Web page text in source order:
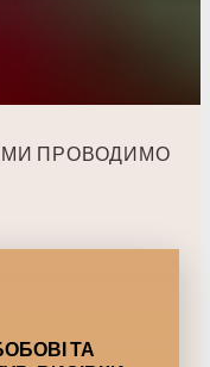
МИ ПРОВОДИМО
ТА